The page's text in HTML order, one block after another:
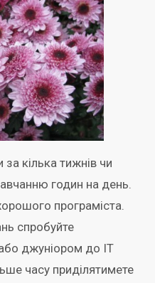
кілька тижнів чи
годин на день.
програміста.
спробуйте
джуніором до IT
часу приділятимете